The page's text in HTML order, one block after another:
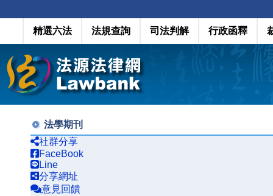
精選六法 法規查詢 司法判解 行政函釋
法學期刊
社群分享
FaceBook
Line
分享網址
意見回饋